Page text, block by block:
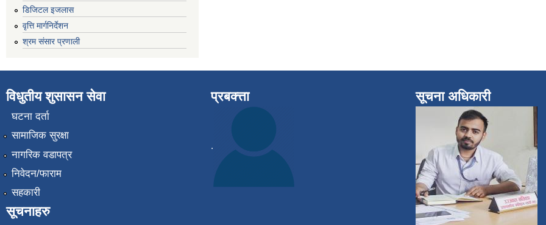
डिजिटल इजलास
वृत्ति मार्गनिर्देशन
श्रम संसार प्रणाली
विधुतीय शुसासन सेवा
घटना दर्ता
सामाजिक सुरक्षा
नागरिक वडापत्र
निवेदन/फाराम
सहकारी
सूचनाहरु
प्रबक्त्ता
.
सूचना अधिकारी